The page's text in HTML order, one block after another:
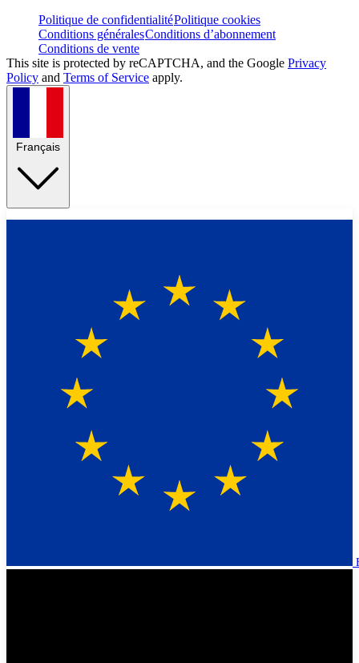
Politique de confidentialitéPolitique cookies
Conditions généralesConditions d’abonnement
Conditions de vente
This site is protected by reCAPTCHA, and the Google Privacy
Policy and Terms of Service apply.
Français